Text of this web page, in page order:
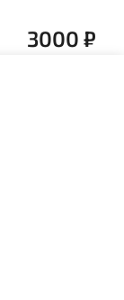
3000 ₽